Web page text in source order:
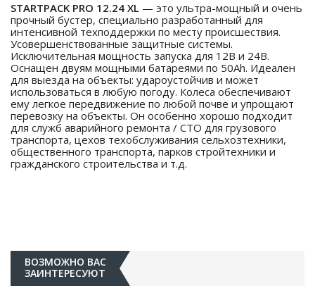
STARTPACK PRO 12.24 XL — это ультра-мощный и очень
прочный бустер, специально разработанный для
интенсивной техподдержки по месту происшествия.
Усовершенствованные защитные системы.
Исключительная мощность запуска для 12В и 24В.
Оснащен двуям мощными батареями по 50Ah. Идеален
для выезда на объекты: удароустойчив и может
использоваться в любую погоду. Колеса обеспечивают
ему легкое передвижение по любой почве и упрощают
перевозку на объекты. Он особенно хорошо подходит
для служб аварийного ремонта / СТО для грузового
транспорта, цехов техобслуживания сельхозтехники,
общественного транспорта, парков стройтехники и
гражданского строительства и т.д.
ВОЗМОЖНО ВАС
ЗАИНТЕРЕСУЮТ